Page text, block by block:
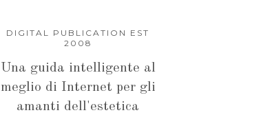
DIGITAL PUBLICATION EST
2008
Una guida intelligente al
meglio di Internet per gli
amanti dell'estetica